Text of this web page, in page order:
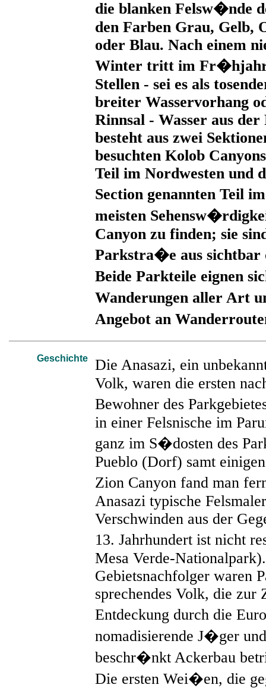
die blanken Felsw�nde
den Farben Grau, Gelb,
oder Blau. Nach einem
Winter tritt im Fr�hjahr
Stellen - sei es als
breiter Wasservorhang
Rinnsal - Wasser aus
besteht aus zwei
besuchten Kolob
Teil im Nordwesten und
Section genannten Teil
meisten
Canyon zu finden; sie
Parkstra�e aus sichtbar
Beide Parkteile eignen
Wanderungen aller Art
Angebot an
Geschichte
Die Anasazi, ein
Volk, waren die ersten
Bewohner des
in einer Felsnische im
ganz im S�dosten des
Pueblo (Dorf) samt
Zion Canyon fand man
Anasazi typische
Verschwinden aus der
13. Jahrhundert ist nicht
Mesa Verde-
Gebietsnachfolger waren
sprechendes Volk, die zur
Entdeckung durch die
nomadisierende J�ger
beschr�nkt Ackerbau
Die ersten Wei�en, die